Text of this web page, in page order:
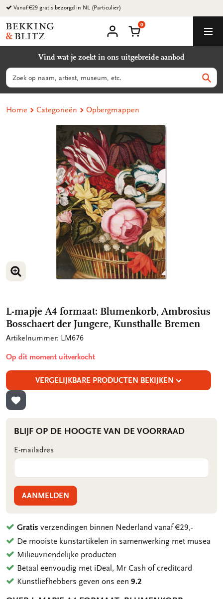
Ga
naar
content
Vanaf €29 gratis bezorgd in NL (Particulier)
Bekking
&
B.V.
account
Winkelmand
0
Vind wat je zoekt in ons uitgebreide aanbod
Zoeken
Home Categorieën Opbergmappen
VERGROOT AFBEELDING
L-mapje A4 formaat: Blumenkorb, Ambrosius
Bosschaert der Jungere, Kunsthalle Bremen
Artikelnummer: LM676
Op dit moment uitverkocht
VERGELIJKBARE PRODUCTEN BEKIJKEN
TOEVOEGEN AAN VERLANGLIJST
BLIJF OP DE HOOGTE VAN DE VOORRAAD
E-mailadres
AANMELDEN
Gratis verzendingen binnen Nederland vanaf €29,-
De mooiste kunstartikelen in samenwerking met musea
Milieuvriendelijke producten
Betaal eenvoudig met iDeal, Mr Cash of creditcard
Kunstliefhebbers geven ons een9.2